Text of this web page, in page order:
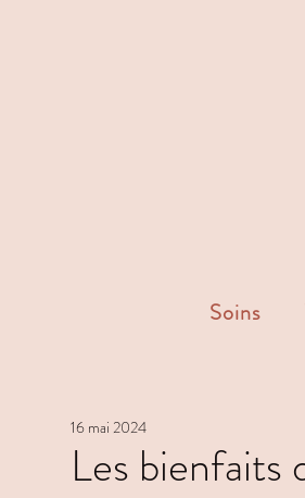
Soins
Les bienfaits
16 mai 2024